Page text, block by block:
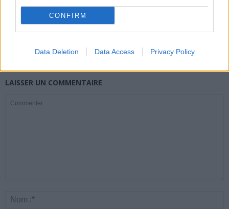
CONFIRM
Data Deletion Data Access Privacy Policy
Canicule : les conseils
essentiels des
cardiologues pour
Éclipse du 12 août :
attention à la pénurie de
lunettes de sécurité
combattre le cancer
LAISSER UN COMMENTAIRE